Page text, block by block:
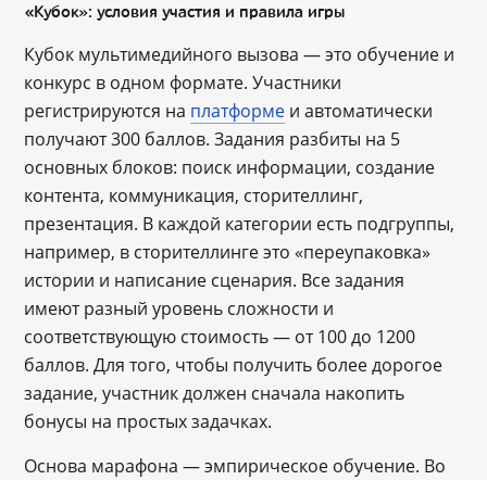
«Кубок»: условия участия и правила игры
Кубок мультимедийного вызова — это обучение и
конкурс в одном формате. Участники
регистрируются на платформе и автоматически
получают 300 баллов. Задания разбиты на 5
основных блоков: поиск информации, создание
контента, коммуникация, сторителлинг,
презентация. В каждой категории есть подгруппы,
например, в сторителлинге это «переупаковка»
истории и написание сценария. Все задания
имеют разный уровень сложности и
соответствующую стоимость — от 100 до 1200
баллов. Для того, чтобы получить более дорогое
задание, участник должен сначала накопить
бонусы на простых задачках.
Основа марафона — эмпирическое обучение. Во